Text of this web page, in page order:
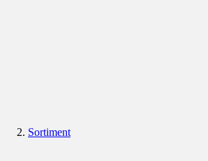
Sortiment